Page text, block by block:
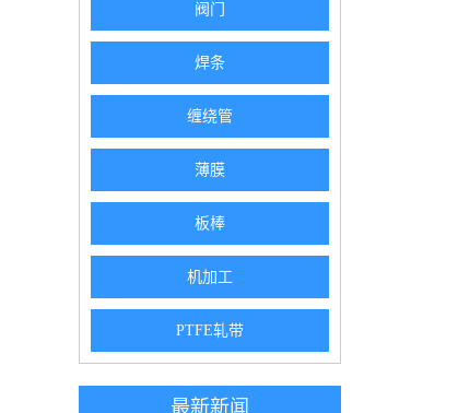
阀门
焊条
缠绕管
薄膜
板棒
机加工
PTFE轧带
最新新闻